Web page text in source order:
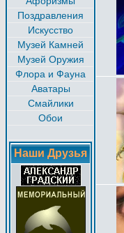
Поздравления
Искусство
Музей Камней
Музей Оружия
Флора и Фауна
Аватары
Смайлики
Обои
Наши Друзья